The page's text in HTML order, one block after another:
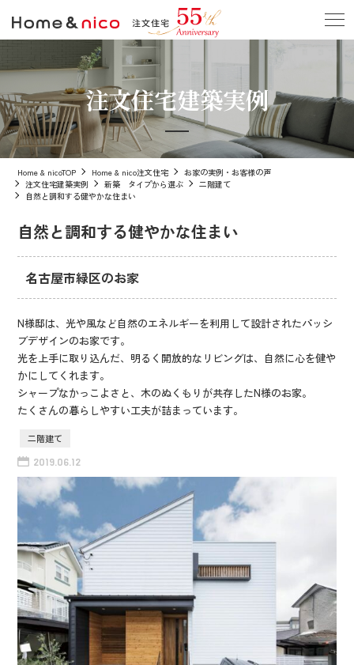
注文住宅建築実例
Home & nicoTOP Home & nico注文住宅
お家の実例・お客様の声
注文住宅建築実例
新築 タイプから選ぶ
二階建て
自然と調和する健やかな住まい
自然と調和する健やかな住まい
名古屋市緑区のお家
N様邸は、光や風など自然のエネルギーを利用して設計されたパッシ
ブデザインのお家です。
光を上手に取り込んだ、明るく開放的なリビングは、自然に心を健や
かにしてくれます。
シャープなかっこよさと、木のぬくもりが共存したN様のお家。
たくさんの暮らしやすい工夫が詰まっています。
二階建て
2019.06.12